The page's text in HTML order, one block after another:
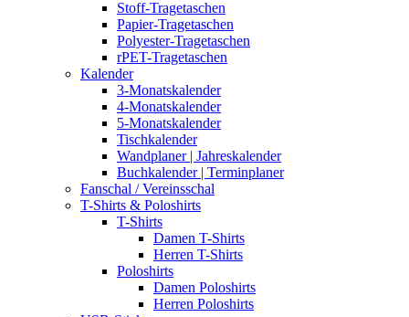
Stoff-Tragetaschen
Papier-Tragetaschen
Polyester-Tragetaschen
rPET-Tragetaschen
Kalender
3-Monatskalender
4-Monatskalender
5-Monatskalender
Tischkalender
Wandplaner | Jahreskalender
Buchkalender | Terminplaner
Fanschal / Vereinsschal
T-Shirts & Poloshirts
T-Shirts
Damen T-Shirts
Herren T-Shirts
Poloshirts
Damen Poloshirts
Herren Poloshirts